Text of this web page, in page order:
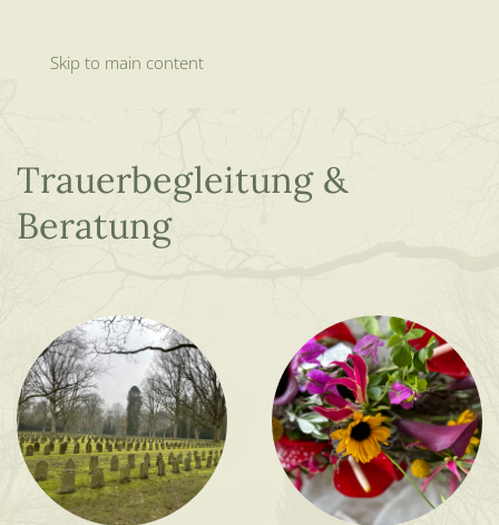
Skip to main content
Trauerbegleitung &
Beratung